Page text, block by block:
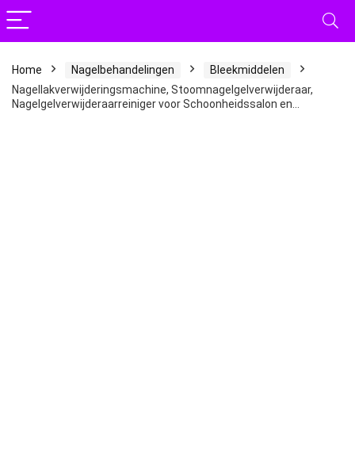
Home Nagelbehandelingen
Bleekmiddelen
Nagellakverwijderingsmachine, Stoomnagelgelverwijderaar,
Nagelgelverwijderaarreiniger voor Schoonheidssalon en…